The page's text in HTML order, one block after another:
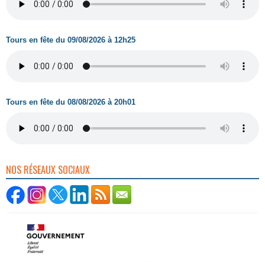
Tours en fête du 09/08/2026 à 12h25
Tours en fête du 08/08/2026 à 20h01
NOS RÉSEAUX SOCIAUX